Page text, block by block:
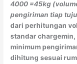
4000 =45kg
pengiriman tiap
dari perhitungan
standar chargemin,
minimum
dihitung sesuai